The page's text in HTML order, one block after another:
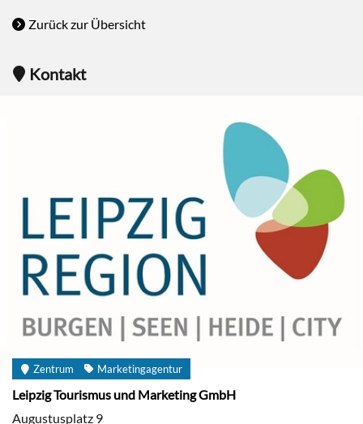
Zurück zur Übersicht
Kontakt
Zentrum Marketingagentur
Leipzig Tourismus und Marketing GmbH
Augustusplatz 9